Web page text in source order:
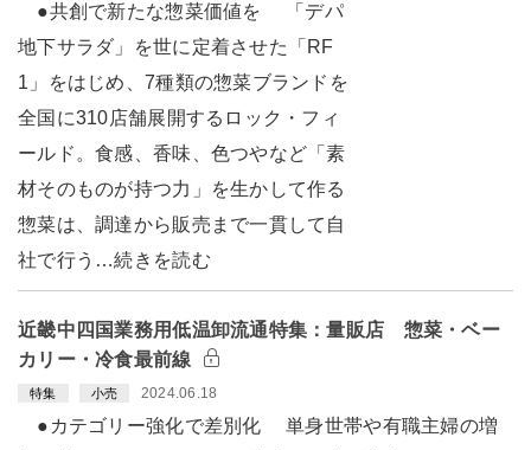
●共創で新たな惣菜価値を 「デパ
地下サラダ」を世に定着させた「RF
1」をはじめ、7種類の惣菜ブランドを
全国に310店舗展開するロック・フィ
ールド。食感、香味、色つやなど「素
材そのものが持つ力」を生かして作る
惣菜は、調達から販売まで一貫して自
社で行う…続きを読む
近畿中四国業務用低温卸流通特集：量販店 惣菜・ベー
カリー・冷食最前線
特集 小売 2024.06.18
●カテゴリー強化で差別化 単身世帯や有職主婦の増